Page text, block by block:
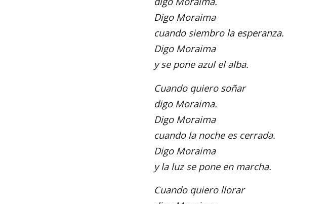
Digo Moraima
cuando siembro la esperanza.
Digo Moraima
y se pone azul el alba.
Cuando quiero soñar
digo Moraima.
Digo Moraima
cuando la noche es cerrada.
Digo Moraima
y la luz se pone en marcha.
Cuando quiero llorar